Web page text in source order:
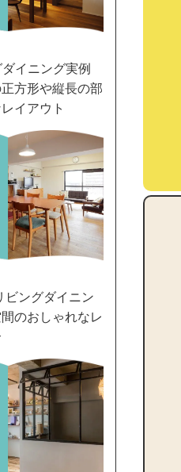
イニング実例
方形や縦長の部
イアウト
ビングダイニン
のおしゃれなレ